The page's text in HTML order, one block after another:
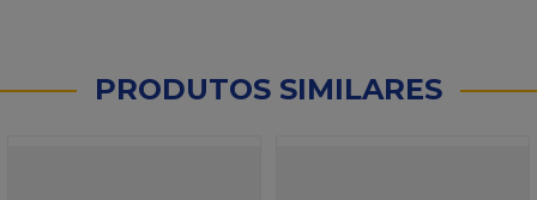
PRODUTOS SIMILARES